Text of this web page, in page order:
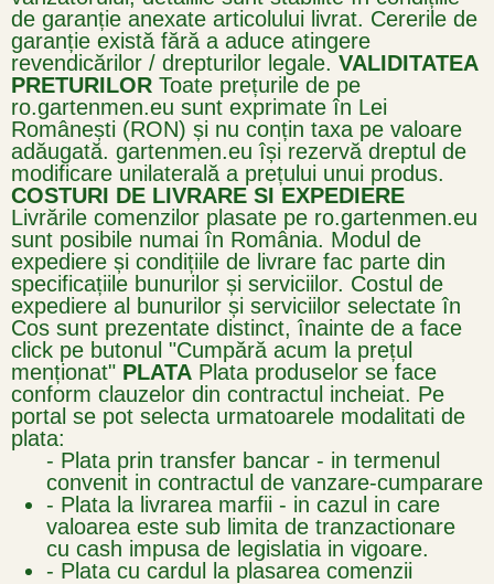
de garanție anexate articolului livrat. Cererile de
garanție există fără a aduce atingere
revendicărilor / drepturilor legale. VALIDITATEA
PRETURILOR Toate prețurile de pe
ro.gartenmen.eu sunt exprimate în Lei
Românești (RON) și nu conțin taxa pe valoare
adăugată. gartenmen.eu își rezervă dreptul de
modificare unilaterală a prețului unui produs.
COSTURI DE LIVRARE SI EXPEDIERE
Livrările comenzilor plasate pe ro.gartenmen.eu
sunt posibile numai în România. Modul de
expediere și condițiile de livrare fac parte din
specificațiile bunurilor și serviciilor. Costul de
expediere al bunurilor și serviciilor selectate în
Cos sunt prezentate distinct, înainte de a face
click pe butonul "Cumpără acum la prețul
menționat" PLATA Plata produselor se face
conform clauzelor din contractul incheiat. Pe
portal se pot selecta urmatoarele modalitati de
plata:
- Plata prin transfer bancar - in termenul
convenit in contractul de vanzare-cumparare
- Plata la livrarea marfii - in cazul in care
valoarea este sub limita de tranzactionare
cu cash impusa de legislatia in vigoare.
- Plata cu cardul la plasarea comenzii